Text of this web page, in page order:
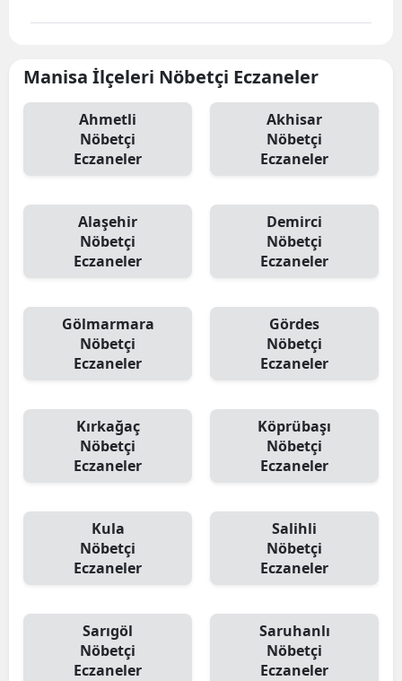
Manisa İlçeleri Nöbetçi Eczaneler
Ahmetli
Nöbetçi
Eczaneler
Akhisar
Nöbetçi
Eczaneler
Alaşehir
Nöbetçi
Eczaneler
Demirci
Nöbetçi
Eczaneler
Gölmarmara
Nöbetçi
Eczaneler
Gördes
Nöbetçi
Eczaneler
Kırkağaç
Nöbetçi
Eczaneler
Köprübaşı
Nöbetçi
Eczaneler
Kula
Nöbetçi
Eczaneler
Salihli
Nöbetçi
Eczaneler
Sarıgöl
Nöbetçi
Eczaneler
Saruhanlı
Nöbetçi
Eczaneler